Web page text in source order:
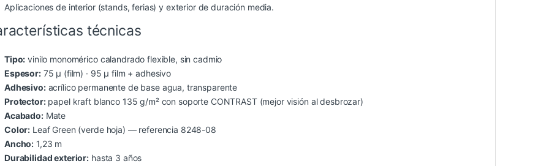
Aplicaciones de interior (stands, ferias) y exterior de duración media.
técnicas
Tipo: vinilo monomérico calandrado flexible, sin cadmio
Espesor:75 µ (film) · 95 µ film + adhesivo
Adhesivo:acrílico permanente de base agua, transparente
Protector:papel kraft blanco 135 g/m² con soporte CONTRAST (mejor visión al desbrozar)
Acabado:Mate
Color: Leaf Green (verde hoja) — referencia 8248-08
Ancho: 1,23 m
Durabilidad exterior: hasta 3 años